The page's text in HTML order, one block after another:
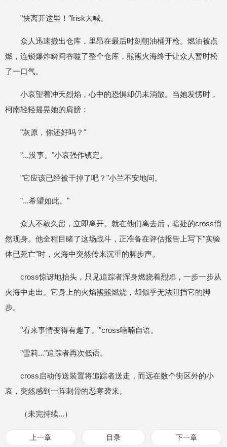
"快离开这里！"frisk大喊。
众人迅速撤出仓库，里昂在最后时刻朝油桶开枪。燃油被点
燃，连锁爆炸瞬间吞噬了整个仓库，熊熊火海终于让众人暂时松
了一口气。
小哀望着冲天烈焰，心中的恐惧却仍未消散。当她发愣时，
柯南轻轻摇晃她的肩膀：
"灰原，你还好吗？"
"...没事。"小哀强作镇定。
"它应该已经被干掉了吧？"小兰不安地问。
"...希望如此。"
众人不敢久留，立即离开。就在他们离去后，暗处的cross悄
然现身。他全程目睹了这场战斗，正准备在评估报告上写下"实验
体已死亡"时，火海中突然传来沉重的脚步声。
cross惊讶地抬头，只见追踪者浑身燃烧着烈焰，一步一步从
火海中走出。它身上的火焰熊熊燃烧，却似乎无法阻挡它的脚
步。
"看来事情变得有趣了。"cross喃喃自语。
"雪莉..."追踪者再次低语。
cross启动传送装置将追踪者送走，而远在数个街区外的小
哀，突然感到一阵刺骨的恶寒袭来。
（未完持续...）
上一章 目录 下一章